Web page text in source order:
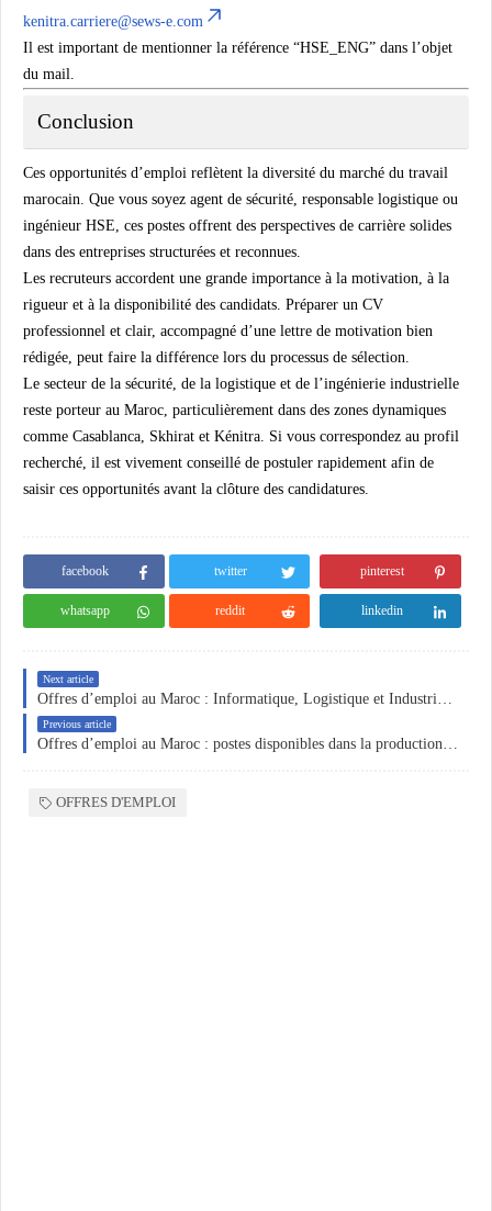
kenitra.carriere@sews-e.com
Il est important de mentionner la référence “HSE_ENG” dans l’objet
du mail.
Conclusion
Ces opportunités d’emploi reflètent la diversité du marché du travail
marocain. Que vous soyez agent de sécurité responsable logistique ou
ingénieur HSE , ces postes offrent des perspectives de carrière solides
dans des entreprises structurées et reconnues.
Les recruteurs accordent une grande importance à la motivation , à la
rigueur et à la disponibilité des candidats. Préparer un CV
professionnel et clair, accompagné d’une lettre de motivation bien
rédigée, peut faire la différence lors du processus de sélection.
Le secteur de la sécurité , de la logistique et de l’ingénierie industrielle
reste porteur au Maroc, particulièrement dans des zones dynamiques
comme Casablanca, Skhirat et Kénitra . Si vous correspondez au profil
recherché, il est vivement conseillé de postuler rapidement afin de
saisir ces opportunités avant la clôture des candidatures.
facebook twitter pinterest
whatsapp reddit linkedin
Next article
Previous article
OFFRES D'EMPLOI